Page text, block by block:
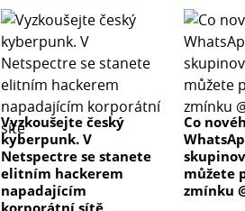
Vstupní napětí: 100-240V, 50-60Hz
Rozměry produktu: H300 × W250 ×
Hmotnost produktu: 6.7kg
Web výrobce, klikni ZDE
Vyzkoušejte český
kyberpunk. V
Netspectre se stanete
elitním hackerem
napadajícím
Co
můžete
zmínku